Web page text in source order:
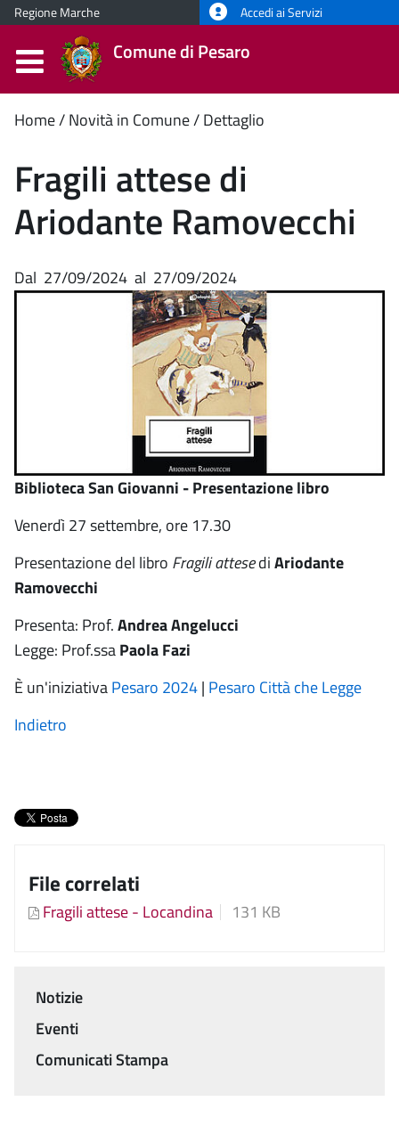
Regione Marche Accedi ai Servizi
Comune di Pesaro
Contenuto
principale
Home Novità in Comune Dettaglio
Fragili attese di
Ariodante Ramovecchi
Dal 27/09/2024 al 27/09/2024
Biblioteca San Giovanni - Presentazione libro
Venerdì 27 settembre, ore 17.30
Presentazione del libro Fragili attesediAriodante
Ramovecchi
Presenta: Prof.Andrea Angelucci
Legge: Prof.ssaPaola Fazi
È un'iniziativaPesaro 2024| Pesaro Città che Legge
Indietro
File correlati
Fragili attese - Locandina 131 KB
Menu
Notizie
Eventi
Comunicati Stampa